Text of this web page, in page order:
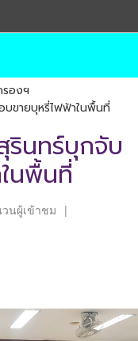
รองฯ
ขายบุหรี่ไฟฟ้าในพื้นที่
รินทร์บุกจับ
นพื้นที่
นผู้เข้าชม |